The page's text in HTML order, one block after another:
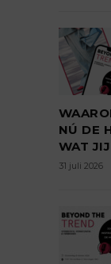
NÚ DE
WAT
31 juli 2026